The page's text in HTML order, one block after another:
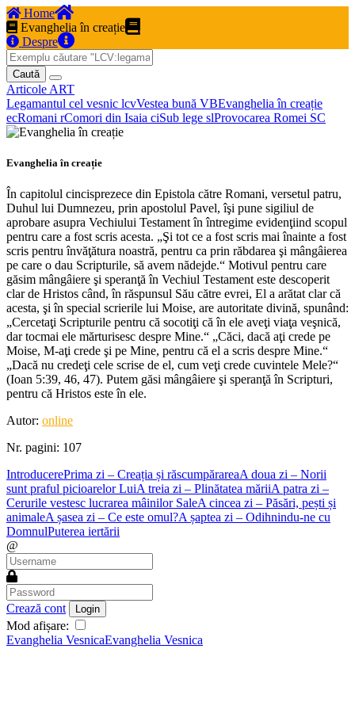
Home
Evanghelia în creație
Despre
Caută
Articole ART
Legamantul cel vesnic lcvVestea bună VBEvanghelia în creație
ecRomani rComori din Isaia ciSub lege slProvocarea Romei SC
Evanghelia în creație
În capitolul cincisprezece din Epistola către Romani, versetul patru,
Duhul lui Dumnezeu, prin apostolul Pavel, îşi pune sigiliul de
aprobare asupra Vechiului Testament în întregime evidenţiind scopul
pentru care a fost scris acesta. „Şi tot ce a fost scris mai înainte a fost
scris pentru învăţătura noastră, pentru ca prin răbdarea şi mângâierea
pe care o dau Scripturile, să avem nădejde.“ Motivul pentru care
găsim mângâiere şi speranţă în Vechiul Testament este descoperit
clar de Hristos când, în răspunsul Său către evrei, El a arătat clar că
acesta, şi în special scrierile lui Moise, are autoritate divină, spunând:
„Cercetaţi Scripturile pentru că socotiţi că în ele aveţi viaţa veşnică,
dar tocmai ele mărturisesc despre Mine.“ „Căci, dacă aţi crede pe
Moise, M-aţi crede şi pe Mine, pentru că el a scris despre Mine.“
„Dacă nu credeţi cele scrise de el, cum veţi crede cuvintele Mele?“
(Ioan 5:39, 46, 47). Putem găsi mângâiere şi speranţă în Scripturi,
pentru că Hristos este în ele.
Autor: online
Nr. pagini: 107
IntroducerePrima zi – Creația și răscumpărareaA doua zi – Norii
sunt praful picioarelor LuiA treia zi – Plinătatea măriiA patra zi –
Cerurile vestesc lucrarea mâinilor SaleA cincea zi – Păsări, pești și
animaleA șasea zi – Ce este omul?A șaptea zi – Odihnindu-ne cu
DomnulPuterea iertării
@
Crează cont Login
Mod afișare:
Evanghelia VesnicaEvanghelia Vesnica